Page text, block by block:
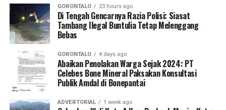
GORONTALO 23 hours ago
Di Tengah Gencarnya Razia Polisi: Siasat
Tambang Ilegal Buntulia Tetap Melenggang
Bebas
GORONTALO 4 days ago
Abaikan Penolakan Warga Sejak 2024: PT
Celebes Bone Mineral Paksakan Konsultasi
Publik Amdal di Bonepantai
ADVERTORIAL 1 week ago